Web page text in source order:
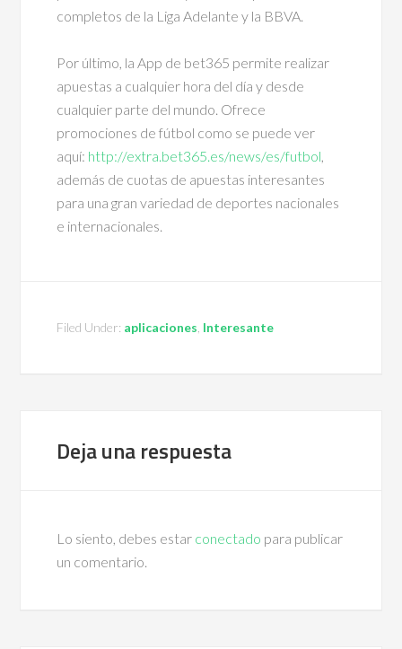
completos de la Liga Adelante y la BBVA.
Por último, la App de bet365 permite realizar
apuestas a cualquier hora del día y desde
cualquier parte del mundo. Ofrece
promociones de fútbol como se puede ver
aquí: http://extra.bet365.es/news/es/futbol,
además de cuotas de apuestas interesantes
para una gran variedad de deportes nacionales
e internacionales.
Filed Under: aplicaciones Interesante
Deja una respuesta
Lo siento, debes estar conectado para publicar
un comentario.